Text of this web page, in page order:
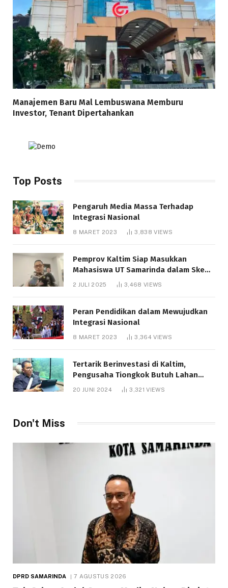
Manajemen Baru Mal Lembuswana Memburu
Investor, Tenant Dipertahankan
Top Posts
Pengaruh Media Massa Terhadap
Integrasi Nasional
8 MARET 2023 3,838VIEWS
Pemprov Kaltim Siap Masukkan
Mahasiswa UT Samarinda dalam Skema
Bantuan Pendidikan Gratispol
2 JULI 2025 3,468 VIEWS
Peran Pendidikan dalam Mewujudkan
Integrasi Nasional
8 MARET 2023 3,364VIEWS
Tertarik Berinvestasi di Kaltim,
Pengusaha Tiongkok Butuh Lahan
1.000 Hektare
20 JUNI 2024 3,321VIEWS
Don't Miss
DPRD SAMARINDA 7 AGUSTUS 2026